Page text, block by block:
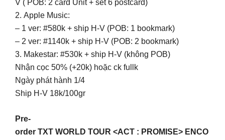
V ( POB: 2 card Unit + set 6 postcard)
2. Apple Music:
– 1 ver: #580k + ship H-V (POB: 1 bookmark)
– 2 ver: #1140k + ship H-V (POB: 2 bookmark)
3. Makestar: #530k + ship H-V (không POB)
Nhận cọc 50% (+20k) hoặc ck fullk
Ngày phát hành 1/4
Ship H-V 18k/100gr
Pre-
order TXT WORLD TOUR <ACT : PROMISE> ENCO